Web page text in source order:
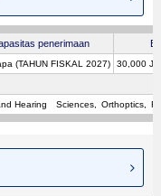
penerimaan
(TAHUN FISKAL 2027) 30,000
Hearing Sciences Orthoptics